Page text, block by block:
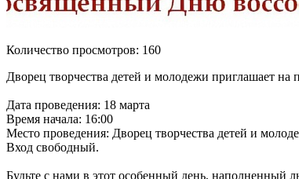
Количество просмотров: 160
Дворец творчества детей и молодежи приглашает
Дата проведения: 18 марта
Время начала: 16:00
Место проведения: Дворец творчества детей и
Вход свободный.
Будьте с нами в этот особенный день, наполненный